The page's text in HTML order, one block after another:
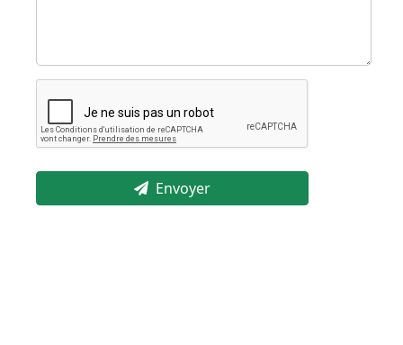
Envoyer